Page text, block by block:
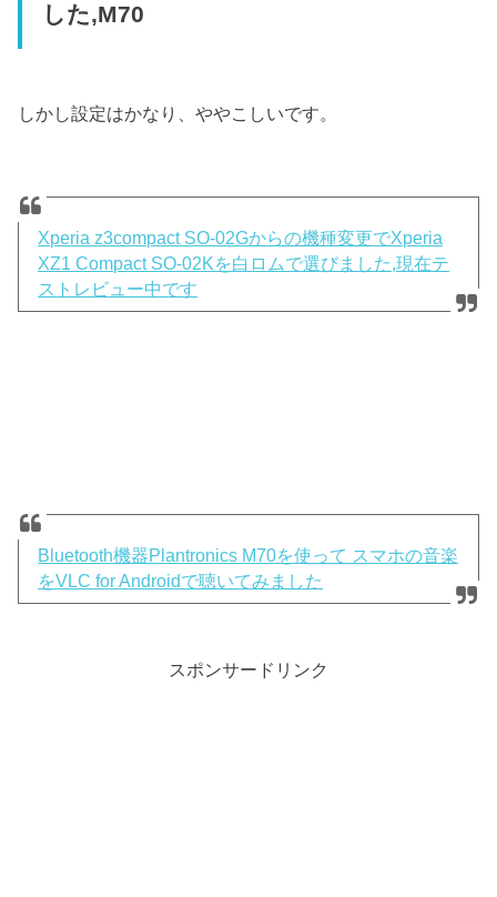
した,M70
しかし設定はかなり、ややこしいです。
Xperia z3compact SO-02Gからの機種変更でXperia
XZ1 Compact SO-02Kを白ロムで選びました,現在テ
ストレビュー中です
Bluetooth機器Plantronics M70を使って スマホの音楽
をVLC for Androidで聴いてみました
スポンサードリンク